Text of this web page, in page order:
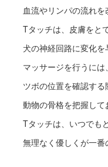
血流やリンパの流れを
Tタッチは、皮膚をと
犬の神経回路に変化を
マッサージを行うには
ツボの位置を確認する
動物の骨格を把握して
Tタッチは、いつでも
無理なく優しくが一番